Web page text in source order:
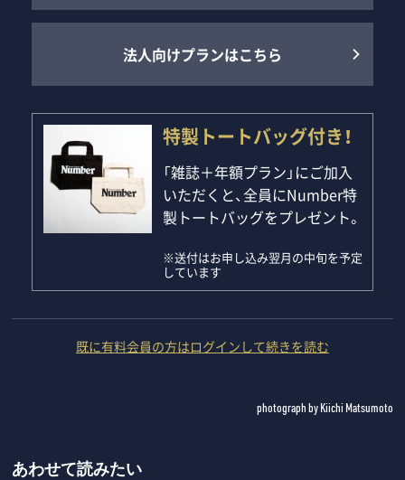
法人向けプランはこちら
特製トートバッグ付き！
「雑誌＋年額プラン」にご加入
いただくと、全員にNumber特
製トートバッグをプレゼント。
※送付はお申し込み翌月の中旬を予定
しています
既に有料会員の方はログインして続きを読む
photograph by Kiichi Matsumoto
あわせて読みたい